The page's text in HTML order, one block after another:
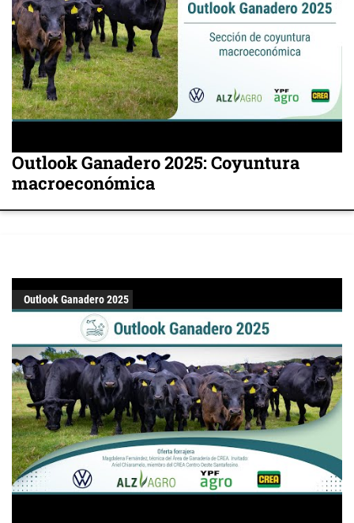
Outlook Ganadero 2025: Coyuntura
macroeconómica
Outlook Ganadero 2025